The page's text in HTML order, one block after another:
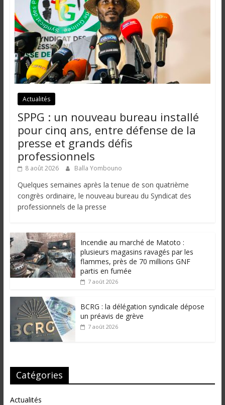
Actualités
SPPG : un nouveau bureau installé
pour cinq ans, entre défense de la
presse et grands défis
professionnels
8 août 2026 Balla Yombouno
Quelques semaines après la tenue de son quatrième
congrès ordinaire, le nouveau bureau du Syndicat des
professionnels de la presse
Incendie au marché de Matoto :
plusieurs magasins ravagés par les
flammes, près de 70 millions GNF
partis en fumée
7 août 2026
BCRG : la délégation syndicale dépose
un préavis de grève
7 août 2026
Catégories
Actualités